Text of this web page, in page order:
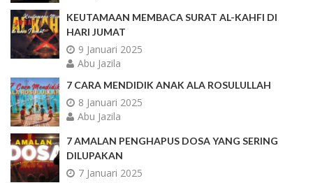
KEUTAMAAN MEMBACA SURAT AL-KAHFI DI
HARI JUMAT
9 Januari 2025
Abu Jazila
7 CARA MENDIDIK ANAK ALA ROSULULLAH
8 Januari 2025
Abu Jazila
7 AMALAN PENGHAPUS DOSA YANG SERING
DILUPAKAN
7 Januari 2025